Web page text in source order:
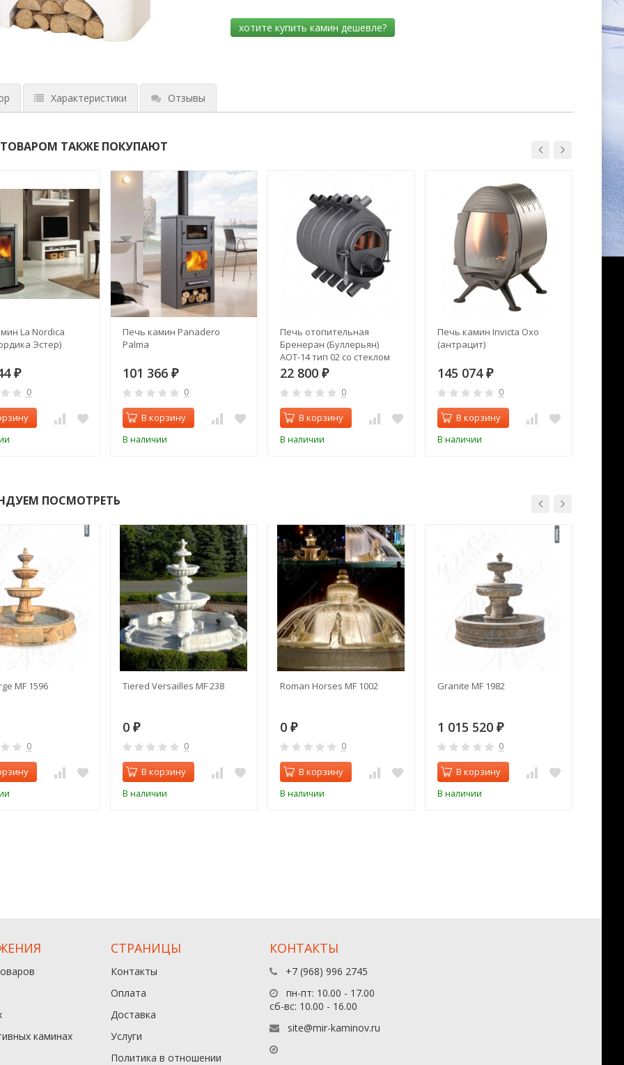
Характеристики Отзывы
ТАКЖЕ ПОКУПАЮТ
La Nordica
Эстер)
₽
0
Печь камин Panadero
Palma
101 366 ₽
0
В корзину
В наличии
Печь отопительная
Бренеран (Буллерьян)
АОТ-14 тип 02 со стеклом
22 800 ₽
0
В корзину
В наличии
Печь камин Invicta Oxo
(антрацит)
145 074 ₽
0
В корзину
В наличии
ПОСМОТРЕТЬ
MF 1596
0
Tiered Versailles MF 238
0 ₽
0
В корзину
В наличии
Roman Horses MF 1002
0 ₽
0
В корзину
В наличии
Granite MF 1982
1 015 520 ₽
0
В корзину
В наличии
каминах
СТРАНИЦЫ
Контакты
Оплата
Доставка
Услуги
Политика в отношении
КОНТАКТЫ
+7 (968) 996 2745
пн-пт: 10.00 - 17.00
сб-вс: 10.00 - 16.00
site@mir-kaminov.ru